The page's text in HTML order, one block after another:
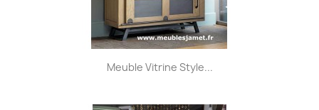
Meuble Vitrine Style...